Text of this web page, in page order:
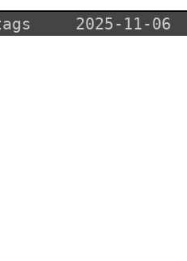
2025-11-06